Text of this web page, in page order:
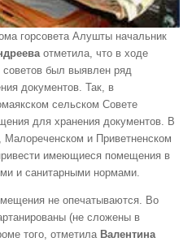
горсовета Алушты начальник
отметила, что в ходе
советов был выявлен ряд
документов. Так, в
сельском Совете
для хранения документов. В
Малореченском и Приветненском
имеющиеся помещения в
и санитарными нормами.
не опечатываются. Во
(не сложены в
того, отметила Валентина